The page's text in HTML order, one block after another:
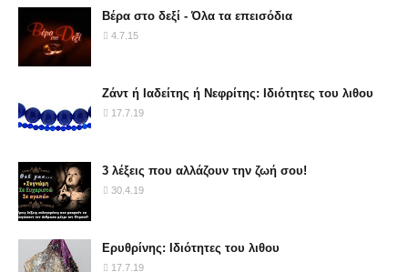
Βέρα στο δεξί - Όλα τα επεισόδια
4.7.15
Ζάντ ή Ιαδείτης ή Νεφρίτης: Ιδιότητες του λιθου
17.7.19
3 λέξεις που αλλάζουν την ζωή σου!
30.4.19
Ερυθρίνης: Ιδιότητες του λιθου
17.7.19